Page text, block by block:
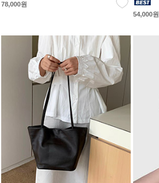
78,000원
54,000원